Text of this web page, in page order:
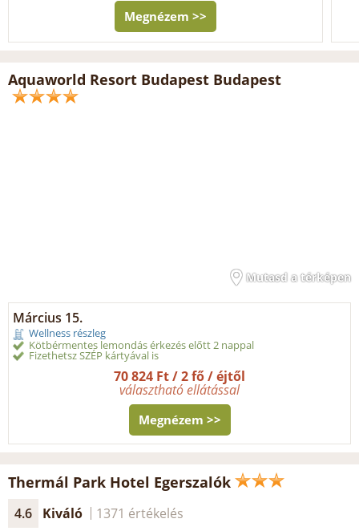
Megnézem >>
Aquaworld Resort Budapest Budapest
Mutasd a térképen
Március 15.
Wellness részleg
Kötbérmentes lemondás érkezés előtt 2 nappal
Fizethetsz SZÉP kártyával is
70 824 Ft / 2 fő / éjtől
választható ellátással
Megnézem >>
Thermál Park Hotel Egerszalók
4.6 Kiváló 1371 értékelés